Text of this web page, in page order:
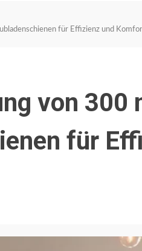
für Effizienz und
von 300
für